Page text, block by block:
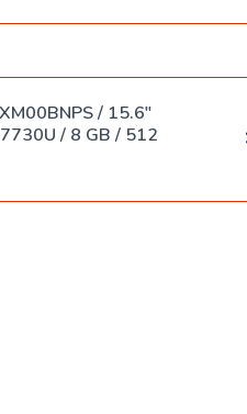
/ 15.6"
/ 8 GB / 512